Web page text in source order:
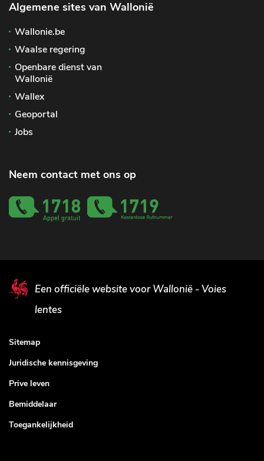
Algemene sites van Wallonië
Wallonie.be
Waalse regering
Openbare dienst van
Wallonië
Wallex
Geoportal
Jobs
Neem contact met ons op
Een officiële website voor Wallonië - Voies
lentes
Sitemap
Juridische kennisgeving
Prive leven
Bemiddelaar
Toegankelijkheid